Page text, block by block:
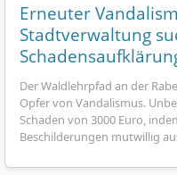
Erneuter
Stadtverwaltung
Der Waldlehrpfad an der
Opfer von Vandalismus.
Schaden von 3000 Euro,
Beschilderungen mutwillig